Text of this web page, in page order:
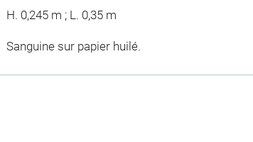
H. 0,245 m ; L. 0,35 m
Sanguine sur papier huilé.